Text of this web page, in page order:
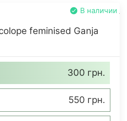
В наличии
feminised Ganja
300 грн.
550 грн.